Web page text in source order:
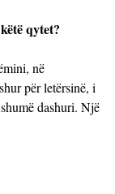
qytet?
në
për letërsinë, i
dashuri. Një